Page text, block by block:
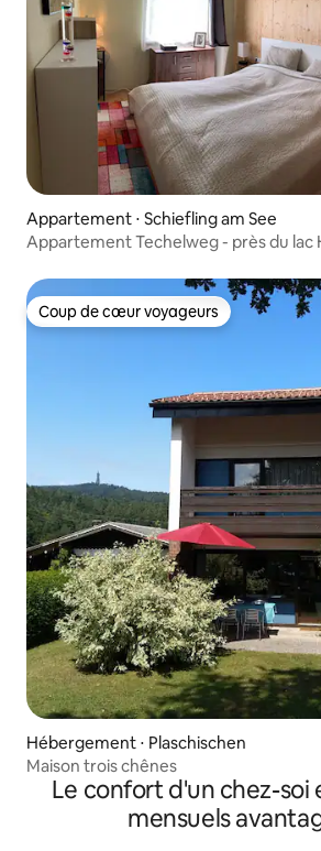
Appartement ⋅ Schiefling am See
Appartement Techelweg - près du lac
Coup de cœur voyageurs
Coup de cœur voyageurs
Hébergement ⋅ Plaschischen
Maison trois chênes
Le confort d'un chez-soi
mensuels